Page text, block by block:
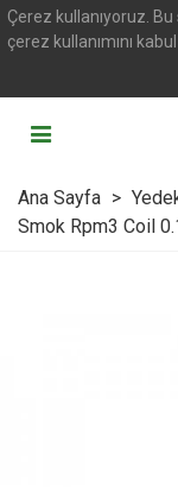
Çerez kullanıyoruz.
çerez kullanımını
Ana Sayfa >
Smok Rpm3 Coil